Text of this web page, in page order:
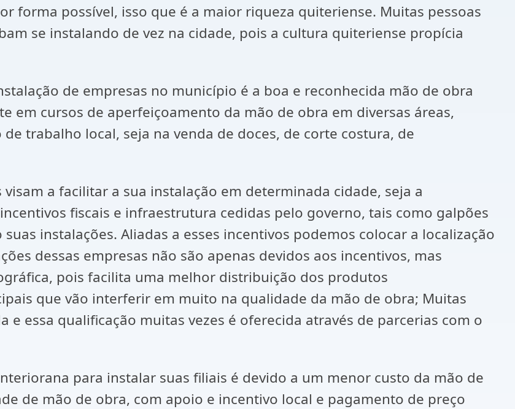
forma possível, isso que é a maior riqueza quiteriense. Muitas pessoas
se instalando de vez na cidade, pois a cultura quiteriense propícia
de empresas no município é a boa e reconhecida mão de obra
em cursos de aperfeiçoamento da mão de obra em diversas áreas,
trabalho local, seja na venda de doces, de corte costura, de
a facilitar a sua instalação em determinada cidade, seja a
fiscais e infraestrutura cedidas pelo governo, tais como galpões
instalações. Aliadas a esses incentivos podemos colocar a localização
dessas empresas não são apenas devidos aos incentivos, mas
pois facilita uma melhor distribuição dos produtos
que vão interferir em muito na qualidade da mão de obra; Muitas
essa qualificação muitas vezes é oferecida através de parcerias com o
para instalar suas filiais é devido a um menor custo da mão de
de mão de obra, com apoio e incentivo local e pagamento de preço